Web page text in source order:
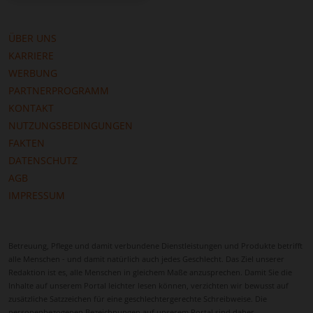
Arztterminen begleiten, Rezepte besorgen oder
Einkäufe erledigen. Die gute Infrastruktur erleichtert
den Alltag und gibt den pflegenden Angehörigen ein
beruhigendes Gefühl.
Zudem bietet Weinsberg zahlreiche Möglichkeiten
zur Freizeitgestaltung und sozialen Teilhabe. Parks,
Grünflächen, kulturelle Angebote und
Veranstaltungen laden zu Bewegung und
Begegnungen ein. Betreuungskräfte können
körperliche Fitness, geistige Aktivität und
emotionales Wohlbefinden.
Die Stadt zeichnet sich durch ein starkes
ÜBER UNS
KARRIERE
WERBUNG
PARTNERPROGRAMM
KONTAKT
NUTZUNGSBEDINGUNGEN
FAKTEN
DATENSCHUTZ
AGB
IMPRESSUM
Betreuung, Pflege und damit verbundene Dienstleistungen und Produkte betrifft
alle Menschen - und damit natürlich auch jedes Geschlecht. Das Ziel unserer
Redaktion ist es, alle Menschen in gleichem Maße anzusprechen. Damit Sie die
Inhalte auf unserem Portal leichter lesen können, verzichten wir bewusst auf
zusätzliche Satzzeichen für eine geschlechtergerechte Schreibweise. Die